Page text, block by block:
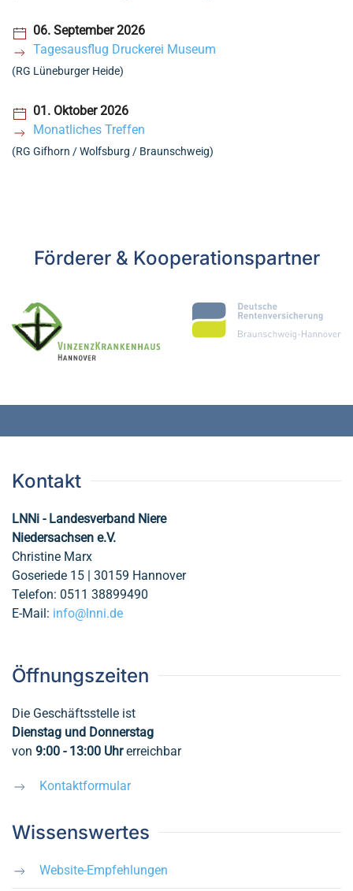
06. September 2026
Tagesausflug Druckerei Museum
(RG Lüneburger Heide)
01. Oktober 2026
Monatliches Treffen
(RG Gifhorn / Wolfsburg / Braunschweig)
Förderer & Kooperationspartner
Kontakt
LNNi - Landesverband Niere
Niedersachsen e.V.
Christine Marx
Goseriede 15 | 30159 Hannover
Telefon: 0511 38899490
E-Mail: info@lnni.de
Öffnungszeiten
Die Geschäftsstelle ist
Dienstag und Donnerstag
von 9:00 - 13:00 Uhrerreichbar
Kontaktformular
Wissenswertes
Website-Empfehlungen